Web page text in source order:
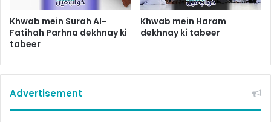
Khwab mein Surah Al-
Fatihah Parhna dekhnay ki
tabeer
Khwab mein Haram
dekhnay ki tabeer
Advertisement